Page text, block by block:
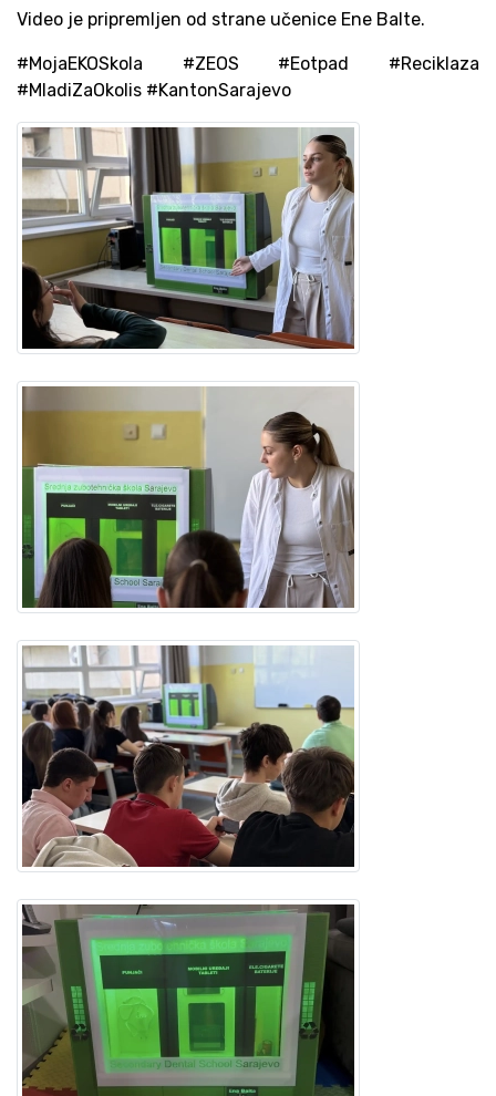
Video je pripremljen od strane učenice Ene Balte.
#MojaEKOSkola #ZEOS #Eotpad #Reciklaza
#MladiZaOkolis #KantonSarajevo